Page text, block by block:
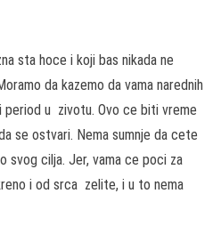
sta hoce i koji bas nikada ne
da kazemo da vama narednih
period u zivotu. Ovo ce biti vreme
se ostvari. Nema sumnje da cete
svog cilja. Jer, vama ce poci za
i od srca zelite, i u to nema